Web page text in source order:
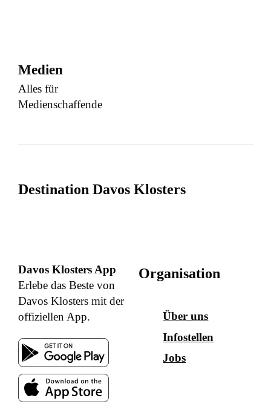
Medien
Alles für
Medienschaffende
Destination Davos Klosters
Davos Klosters App
Erlebe das Beste von
Davos Klosters mit der
offiziellen App.
Organisation
Über uns
Infostellen
Jobs